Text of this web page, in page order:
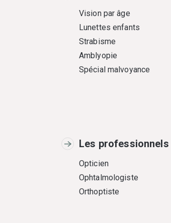
Vision par âge
Lunettes enfants
Strabisme
Amblyopie
Spécial malvoyance
Les professionnels
Opticien
Ophtalmologiste
Orthoptiste